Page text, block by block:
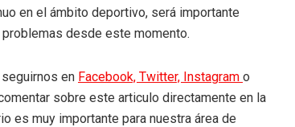
en el ámbito deportivo, será importante
desde este momento.
en Facebook, Twitter, Instagram o
sobre este articulo directamente en la
es muy importante para nuestra área de